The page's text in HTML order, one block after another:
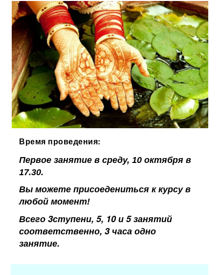
Время проведения:
Первое занятие в среду, 10 октября в
17.30.
Вы можете присоедениться к курсу в
любой момент!
Всего 3ступени, 5, 10 и 5 занятий
соответственно, 3 часа одно
занятие.